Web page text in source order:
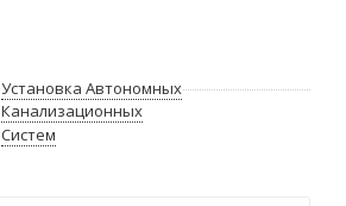
Установка Автономных
Канализационных
Систем